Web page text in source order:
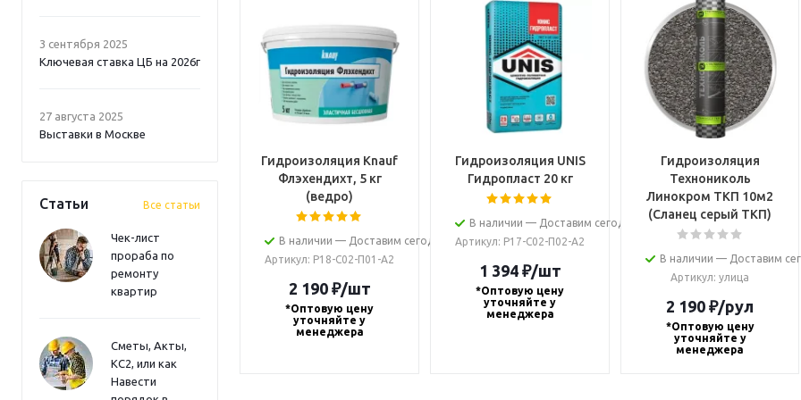
3 сентября 2025
Ключевая ставка ЦБ на 2026г
27 августа 2025
Выставки в Москве
Статьи Все статьи
Чек-лист
прораба по
ремонту
квартир
Сметы, Акты,
КС2, или как
Навести
Гидроизоляция Knauf
Флэхендихт, 5 кг
(ведро)
В наличии — Доставим сегодня
Артикул: Р18-С02-П01-А2
2 190₽/шт
*Оптовую цену
уточняйте у
менеджера
Гидроизоляция UNIS
Гидропласт 20 кг
В наличии — Доставим сегодня
Артикул: Р17-С02-П02-А2
1 394₽/шт
*Оптовую цену
уточняйте у
менеджера
Гидроизоляция
Технониколь
Линокром ТКП 10м2
(Сланец серый ТКП)
В наличии — Доставим
Артикул: улица
2 190 ₽/рул
*Оптовую цену
уточняйте у
менеджера